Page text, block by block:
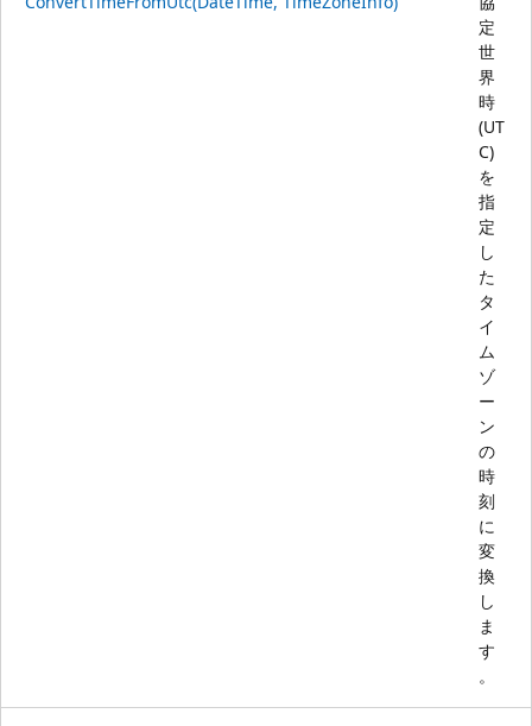
定
世
界
時
(UT
C)
を
指
定
し
た
タ
イ
ム
ゾ
ー
ン
の
時
刻
に
変
換
し
ま
す
。